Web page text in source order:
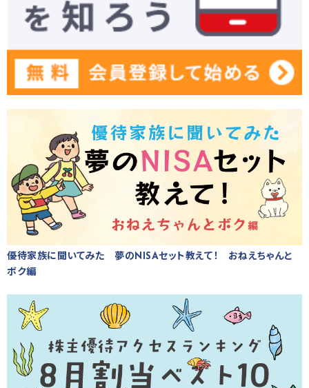
優待家族に聞いてみた 夢のNISAセット教えて！ おねえちゃんと
ボク編